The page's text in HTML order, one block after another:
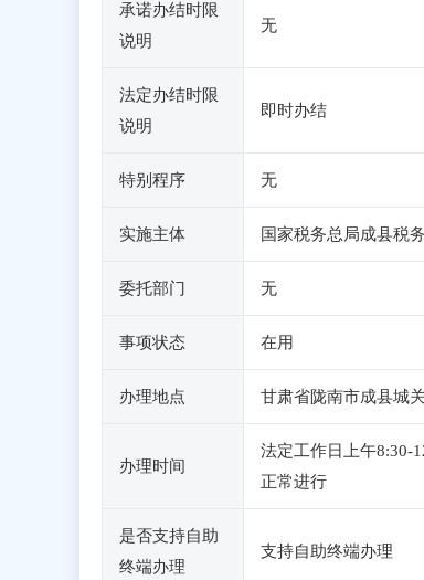
承诺办结时限
说明
无
法定办结时限
说明
即时办结
特别程序 无
实施主体 国家税务总局成县税
委托部门 无
事项状态 在用
办理地点 甘肃省陇南市成县城
办理时间
法定工作日上午8:30-
正常进行
是否支持自助
终端办理
支持自助终端办理